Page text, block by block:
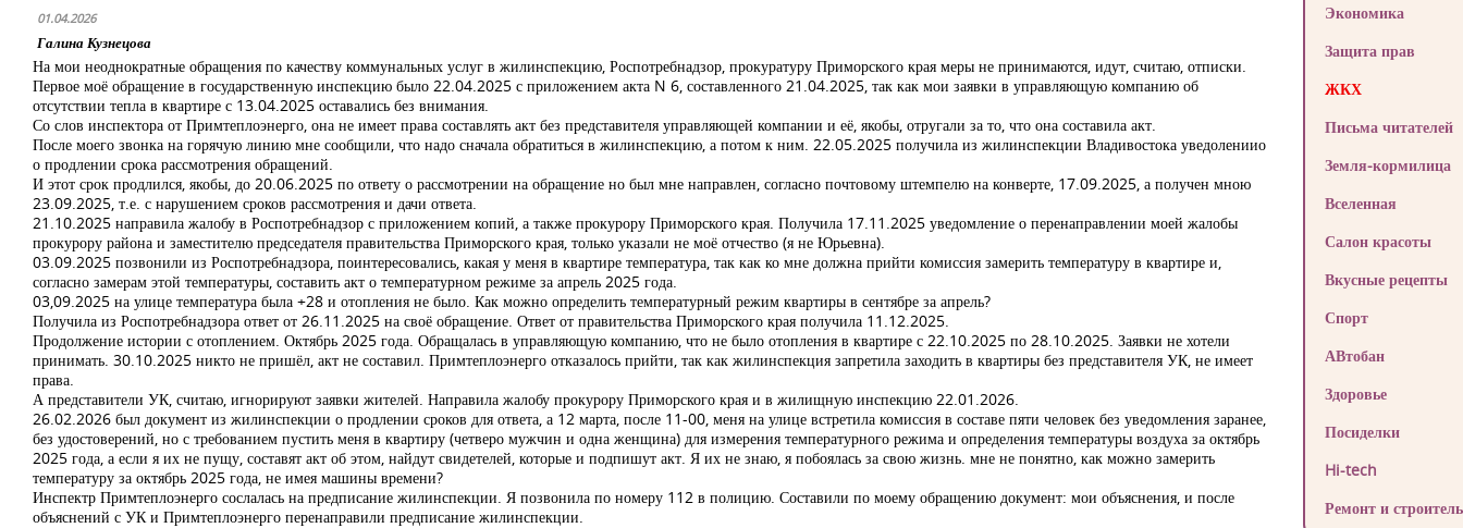
01.04.2026
Галина Кузнецова
На мои неоднократные обращения по качеству коммунальных услуг в жилинспекцию, Роспотребнадзор, прокуратуру Приморского края меры не принимаются, идут, считаю, отписки.
Первое моё обращение в государственную инспекцию было 22.04.2025 с приложением акта N 6, составленного 21.04.2025, так как мои заявки в управляющую компанию об
отсутствии тепла в квартире с 13.04.2025 оставались без внимания.
Со слов инспектора от Примтеплоэнерго, она не имеет права составлять акт без представителя управляющей компании и её, якобы, отругали за то, что она составила акт.
После моего звонка на горячую линию мне сообщили, что надо сначала обратиться в жилинспекцию, а потом к ним. 22.05.2025 получила из жилинспекции Владивостока уведолениио
о продлении срока рассмотрения обращений.
И этот срок продлился, якобы, до 20.06.2025 по ответу о рассмотрении на обращение но был мне направлен, согласно почтовому штемпелю на конверте, 17.09.2025, а получен мною
23.09.2025, т.е. с нарушением сроков рассмотрения и дачи ответа.
21.10.2025 направила жалобу в Роспотребнадзор с приложением копий, а также прокурору Приморского края. Получила 17.11.2025 уведомление о перенаправлении моей жалобы
прокурору района и заместителю председателя правительства Приморского края, только указали не моё отчество (я не Юрьевна).
03.09.2025 позвонили из Роспотребнадзора, поинтересовались, какая у меня в квартире температура, так как ко мне должна прийти комиссия замерить температуру в квартире и,
согласно замерам этой температуры, составить акт о температурном режиме за апрель 2025 года.
03,09.2025 на улице температура была +28 и отопления не было. Как можно определить температурный режим квартиры в сентябре за апрель?
Получила из Роспотребнадзора ответ от 26.11.2025 на своё обращение. Ответ от правительства Приморского края получила 11.12.2025.
Продолжение истории с отоплением. Октябрь 2025 года. Обращалась в управляющую компанию, что не было отопления в квартире с 22.10.2025 по 28.10.2025. Заявки не хотели
принимать. 30.10.2025 никто не пришёл, акт не составил. Примтеплоэнерго отказалось прийти, так как жилинспекция запретила заходить в квартиры без представителя УК, не имеет
права.
А представители УК, считаю, игнорируют заявки жителей. Направила жалобу прокурору Приморского края и в жилищную инспекцию 22.01.2026.
26.02.2026 был документ из жилинспекции о продлении сроков для ответа, а 12 марта, после 11-00, меня на улице встретила комиссия в составе пяти человек без уведомления заранее,
без удостоверений, но с требованием пустить меня в квартиру (четверо мужчин и одна женщина) для измерения температурного режима и определения температуры воздуха за октябрь
2025 года, а если я их не пущу, составят акт об этом, найдут свидетелей, которые и подпишут акт. Я их не знаю, я побоялась за свою жизнь. мне не понятно, как можно замерить
температуру за октябрь 2025 года, не имея машины времени?
Инспектр Примтеплоэнерго сослалась на предписание жилинспекции. Я позвонила по номеру 112 в полицию. Составили по моему обращению документ: мои объяснения, и после
объяснений с УК и Примтеплоэнерго перенаправили предписание жилинспекции.
Экономика
Защита прав
ЖКХ
Письма читателей
Земля-кормилица
Вселенная
Салон красоты
Вкусные рецепты
Спорт
АВтобан
Здоровье
Посиделки
Hi-tech
Ремонт и